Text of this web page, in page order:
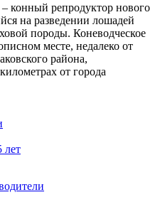
репродуктор нового
на разведении лошадей
породы. Коневодческое
месте, недалеко от
района,
от города
лет